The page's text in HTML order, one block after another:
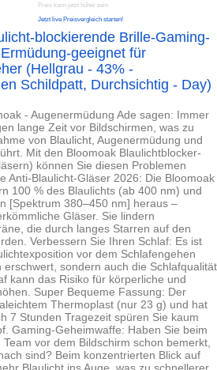
Preis kann jetzt höher sein
Jetzt live Preisvergleich starten!
blockierende Brille-Gaming-
geeignet für
(Hellgrau - 43% -
Schildpatt, Durchsichtig - Day)
- Augenermüdung Ade sagen: Immer
lange Zeit vor Bildschirmen, was zu
von Blaulicht, Augenermüdung und
Mit den Bloomoak Blaulichtblocker-
können Sie diesen Problemen
Anti-Blaulicht-Gläser 2026: Die Bloomoak
100 % des Blaulichts (ab 400 nm) und
[Spektrum 380–450 nm] heraus –
Gläser. Sie lindern
die durch langes Starren auf den
Verbessern Sie Ihren Schlaf: Es ist
vor dem Schlafengehen
erschwert, sondern auch die Schlafqualität
kann das Risiko für körperliche und
Super Bequeme Fassung: Der
Thermoplast (nur 23 g) und hat
7 Stunden Tragezeit spüren Sie kaum
Gaming-Geheimwaffe: Haben Sie beim
vor dem Bildschirm schon bemerkt,
sind? Beim konzentrierten Blick auf